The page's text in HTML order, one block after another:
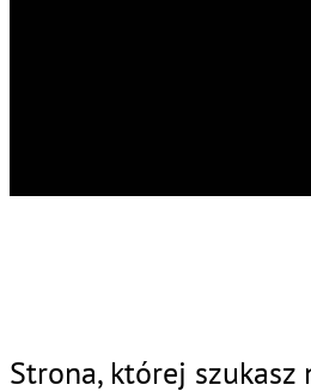
Strona, której